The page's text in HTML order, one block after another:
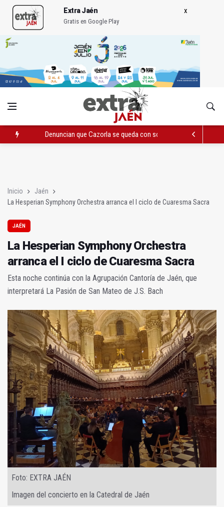
Extra Jaén
Gratis en Google Play
Denuncian que Cazorla se queda con solo dos bomberos por
Inicio
Jaén
La Hesperian Symphony Orchestra arranca el I ciclo de Cuaresma Sacra
JAÉN
La Hesperian Symphony Orchestra
arranca el I ciclo de Cuaresma Sacra
Esta noche continúa con la Agrupación Cantoría de Jaén, que
interpretará La Pasión de San Mateo de J.S. Bach
Foto: EXTRA JAÉN
Imagen del concierto en la Catedral de Jaén